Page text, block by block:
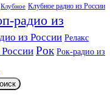
Клубное Клубное радио из России
радио из
из России Релакс
Рок Рок-радио из